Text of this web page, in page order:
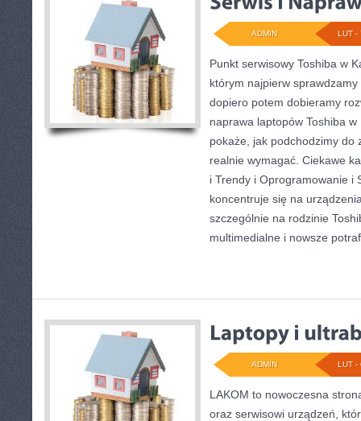
LUT -
ADMIN
Punkt serwisowy Toshiba w
którym najpierw
dopiero potem dobieramy
naprawa laptopów Toshiba
pokaże, jak podchodzimy do
realnie wymagać. Ciekawe
i Trendy i Oprogramowanie i
koncentruje się na
szczególnie na rodzinie
multimedialne i nowsze
LUT -
ADMIN
LAKOM to nowoczesna
oraz serwisowi urządzeń,